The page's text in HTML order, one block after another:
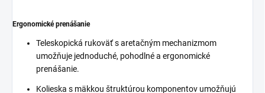
Ergonomické prenášanie
Teleskopická rukoväť s aretačným mechanizmom
umožňuje jednoduché, pohodlné a ergonomické
prenášanie.
Kolieska s mäkkou štruktúrou komponentov umožňujú